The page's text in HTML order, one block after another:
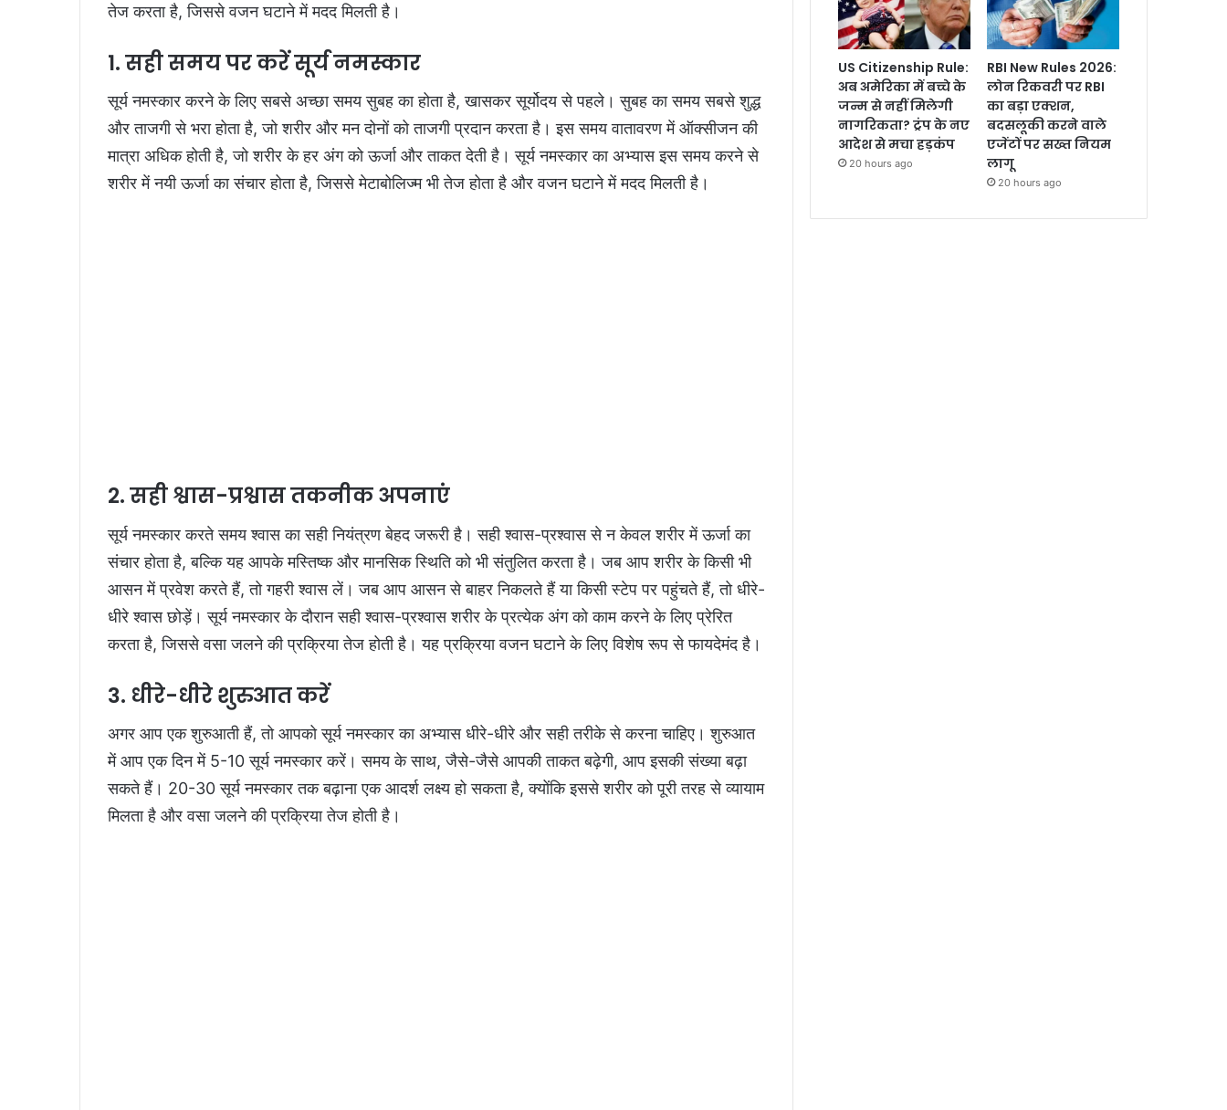
तेज करता है, जिससे वजन घटाने में मदद मिलती है।
1. सही समय पर करें सूर्य नमस्कार
सूर्य नमस्कार करने के लिए सबसे अच्छा समय सुबह का होता है, खासकर सूर्योदय से पहले। सुबह का समय सबसे शुद्ध
और ताजगी से भरा होता है, जो शरीर और मन दोनों को ताजगी प्रदान करता है। इस समय वातावरण में ऑक्सीजन की
मात्रा अधिक होती है, जो शरीर के हर अंग को ऊर्जा और ताकत देती है। सूर्य नमस्कार का अभ्यास इस समय करने से
शरीर में नयी ऊर्जा का संचार होता है, जिससे मेटाबोलिज्म भी तेज होता है और वजन घटाने में मदद मिलती है।
2. सही श्वास-प्रश्वास तकनीक अपनाएं
सूर्य नमस्कार करते समय श्वास का सही नियंत्रण बेहद जरूरी है। सही श्वास-प्रश्वास से न केवल शरीर में ऊर्जा का
संचार होता है, बल्कि यह आपके मस्तिष्क और मानसिक स्थिति को भी संतुलित करता है। जब आप शरीर के किसी भी
आसन में प्रवेश करते हैं, तो गहरी श्वास लें। जब आप आसन से बाहर निकलते हैं या किसी स्टेप पर पहुंचते हैं, तो धीरे-
धीरे श्वास छोड़ें। सूर्य नमस्कार के दौरान सही श्वास-प्रश्वास शरीर के प्रत्येक अंग को काम करने के लिए प्रेरित
करता है, जिससे वसा जलने की प्रक्रिया तेज होती है। यह प्रक्रिया वजन घटाने के लिए विशेष रूप से फायदेमंद है।
3. धीरे-धीरे शुरुआत करें
अगर आप एक शुरुआती हैं, तो आपको सूर्य नमस्कार का अभ्यास धीरे-धीरे और सही तरीके से करना चाहिए। शुरुआत
में आप एक दिन में 5-10 सूर्य नमस्कार करें। समय के साथ, जैसे-जैसे आपकी ताकत बढ़ेगी, आप इसकी संख्या बढ़ा
सकते हैं। 20-30 सूर्य नमस्कार तक बढ़ाना एक आदर्श लक्ष्य हो सकता है, क्योंकि इससे शरीर को पूरी तरह से व्यायाम
मिलता है और वसा जलने की प्रक्रिया तेज होती है।
US Citizenship Rule:
अब अमेरिका में बच्चे के
जन्म से नहीं मिलेगी
नागरिकता? ट्रंप के नए
आदेश से मचा हड़कंप
20 hours ago
RBI New Rules 2026:
लोन रिकवरी पर RBI
का बड़ा एक्शन,
बदसलूकी करने वाले
एजेंटों पर सख्त नियम
लागू
20 hours ago